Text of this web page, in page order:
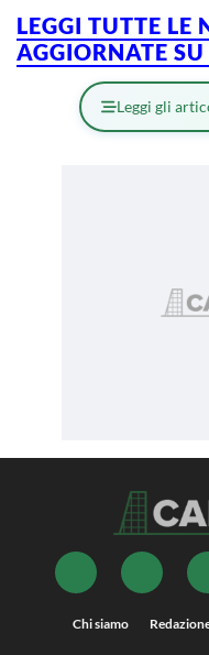
LEGGI TUTTE LE
AGGIORNATE
Leggi gli
Chi siamo